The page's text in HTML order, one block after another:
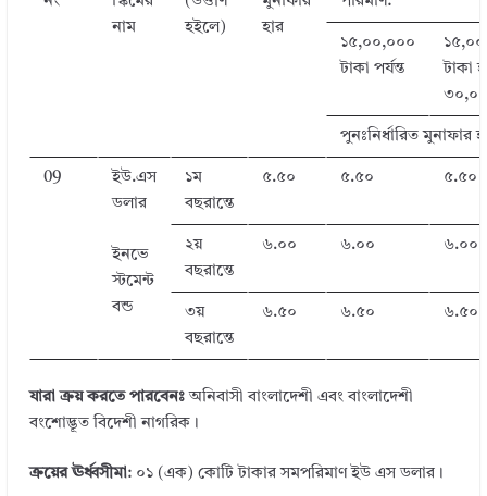
নাম
হইলে)
হার
১৫,০০,০০০
টাকা পর্যন্ত
টাকা
পুনঃনির্ধারিত মুনাফার
09
ইউ.এস
ডলার
ইনভে
স্টমেন্ট
বন্ড
১ম
বছরান্তে
৫.৫০ ৫.৫০ ৫.৫০
২য়
বছরান্তে
৬.০০ ৬.০০ ৬.০০
৩য়
বছরান্তে
৬.৫০ ৬.৫০ ৬.৫০
যারা ক্রয় করতে পারবেনঃঅনিবাসী বাংলাদেশী এবং বাংলাদেশী
বংশোদ্ভূত বিদেশী নাগরিক।
ক্রয়ের ঊর্ধ্বসীমা: ০১ (এক) কোটি টাকার সমপরিমাণ ইউ এস ডলার।